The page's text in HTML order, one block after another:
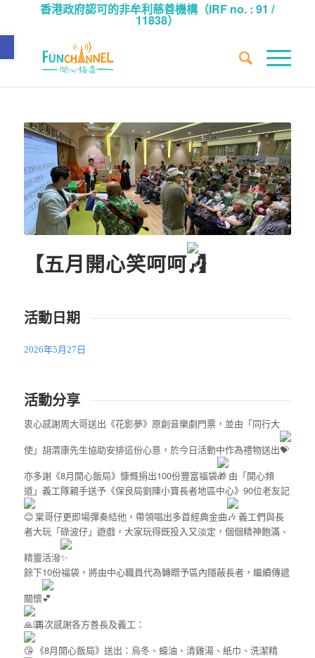
Open toolbar
香港政府認可的非牟利慈善機構（IRF no. : 91 /
11838）
【五月開心笑呵呵 】
活動日期
2026年5月27日
活動分享
衷心感謝周大哥送出《花影夢》原創音樂劇門票，並由「同行大
使」胡渭康先生協助安排這份心意，於今日活動中作為禮物送出
亦多謝《8月開心飯局》慷慨捐出100份豐富福袋
由「開心頻
道」義工隊親手送予《保良局劉陳小寶長者地區中心》90位老友記
棠哥仔更即場彈奏結他，帶領唱出多首經典金曲
義工們與長
者大玩「碌波仔」遊戲，大家玩得既投入又淡定，個個精神飽滿、
精靈活潑
餘下10份福袋，將由中心職員代為轉贈予區內隱蔽長者，繼續傳遞
關懷
再次感謝各方善長及義工：
《8月開心飯局》送出：烏冬、蠔油、清雞湯、紙巾、洗潔精